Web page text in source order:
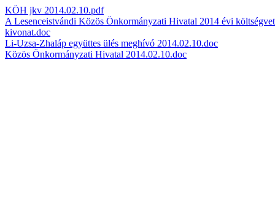
KÖH jkv 2014.02.10.pdf
A Lesenceistvándi Közös Önkormányzati Hivatal 2014 évi
kivonat.doc
Li-Uzsa-Zhaláp együttes ülés meghívó 2014.02.10.doc
Közös Önkormányzati Hivatal 2014.02.10.doc